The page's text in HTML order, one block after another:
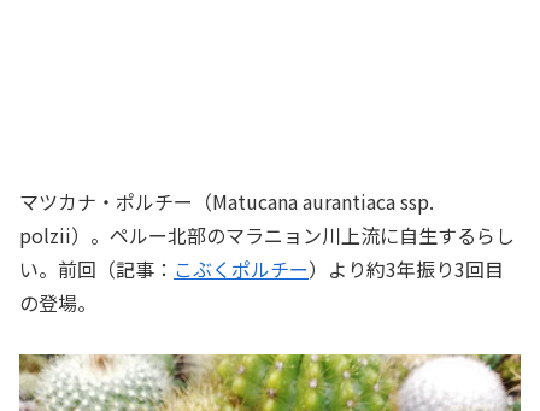
マツカナ・ポルチー（Matucana aurantiaca ssp.
polzii）。ペルー北部のマラニョン川上流に自生するらし
い。前回（記事： こぶくポルチー）より約3年振り3回目
の登場。